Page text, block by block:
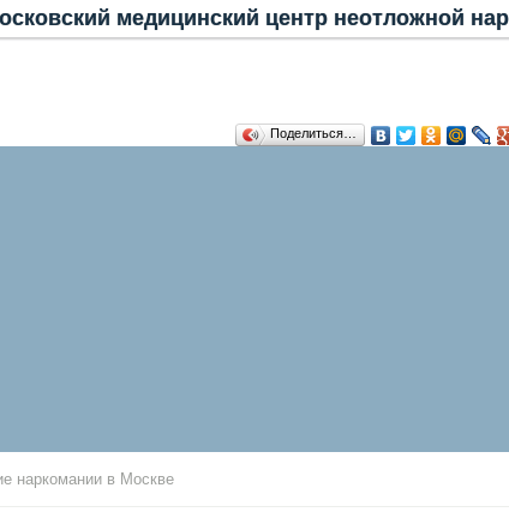
медицинский центр неотложной
Поделиться…
наркомании в Москве